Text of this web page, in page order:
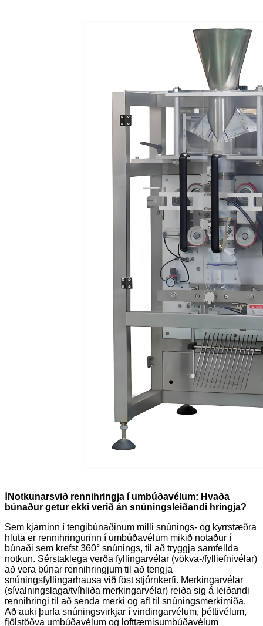
Notkunarsvið rennihringja í umbúðavélum: Hvaða
búnaður getur ekki verið án snúningsleiðandi hringja?
Sem kjarninn í tengibúnaðinum milli snúnings- og kyrrstæðra
hluta er rennihringurinn í umbúðavélum mikið notaður í
búnaði sem krefst 360° snúnings, til að tryggja samfellda
notkun. Sérstaklega verða fyllingarvélar (vökva-/fylliefnivélar)
að vera búnar rennihringjum til að tengja
snúningsfyllingarhausa við föst stjórnkerfi. Merkingarvélar
(sívalningslaga/tvíhliða merkingarvélar) reiða sig á leiðandi
rennihringi til að senda merki og afl til snúningsmerkimiða.
Að auki þurfa snúningsvirkjar í vindingarvélum, þéttivélum,
fjölstöðva umbúðavélum og lofttæmisumbúðavélum